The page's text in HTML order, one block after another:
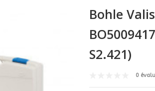
Bohle
S2.421)
0